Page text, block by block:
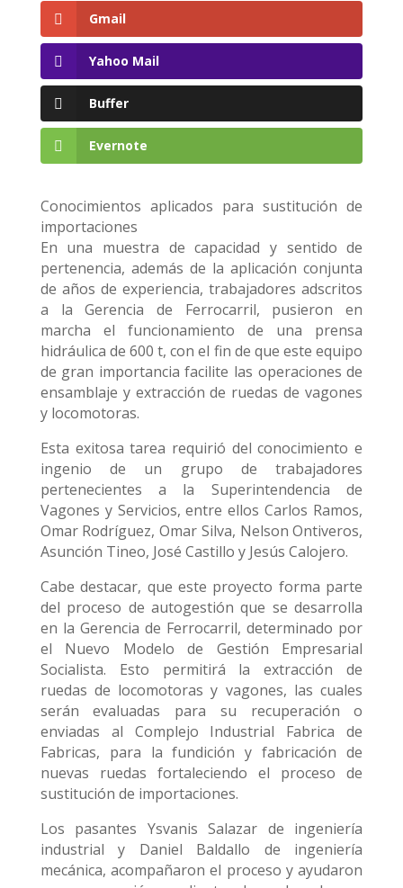
Gmail
Yahoo Mail
Buffer
Evernote
Conocimientos aplicados para sustitución de
importaciones
En una muestra de capacidad y sentido de
pertenencia, además de la aplicación conjunta
de años de experiencia, trabajadores adscritos
a la Gerencia de Ferrocarril, pusieron en
marcha el funcionamiento de una prensa
hidráulica de 600 t, con el fin de que este equipo
de gran importancia facilite las operaciones de
ensamblaje y extracción de ruedas de vagones
y locomotoras.
Esta exitosa tarea requirió del conocimiento e
ingenio de un grupo de trabajadores
pertenecientes a la Superintendencia de
Vagones y Servicios, entre ellos Carlos Ramos,
Omar Rodríguez, Omar Silva, Nelson Ontiveros,
Asunción Tineo, José Castillo y Jesús Calojero.
Cabe destacar, que este proyecto forma parte
del proceso de autogestión que se desarrolla
en la Gerencia de Ferrocarril, determinado por
el Nuevo Modelo de Gestión Empresarial
Socialista. Esto permitirá la extracción de
ruedas de locomotoras y vagones, las cuales
serán evaluadas para su recuperación o
enviadas al Complejo Industrial Fabrica de
Fabricas, para la fundición y fabricación de
nuevas ruedas fortaleciendo el proceso de
sustitución de importaciones.
Los pasantes Ysvanis Salazar de ingeniería
industrial y Daniel Baldallo de ingeniería
mecánica, acompañaron el proceso y ayudaron